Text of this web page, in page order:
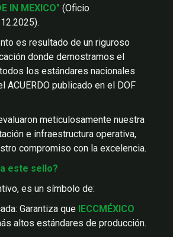
IN MEXICO" (Oficio
es resultado de un riguroso
donde demostramos el
los estándares nacionales
ACUERDO publicado en el DOF
meticulosamente nuestra
e infraestructura operativa,
compromiso con la excelencia.
este sello?
es un símbolo de:
Garantiza que IECCMÉXICO
altos estándares de producción.